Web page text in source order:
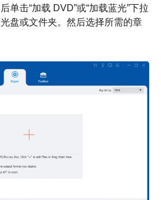
单击“加载 DVD”或“加载蓝光”下拉
盘或文件夹。然后选择所需的章